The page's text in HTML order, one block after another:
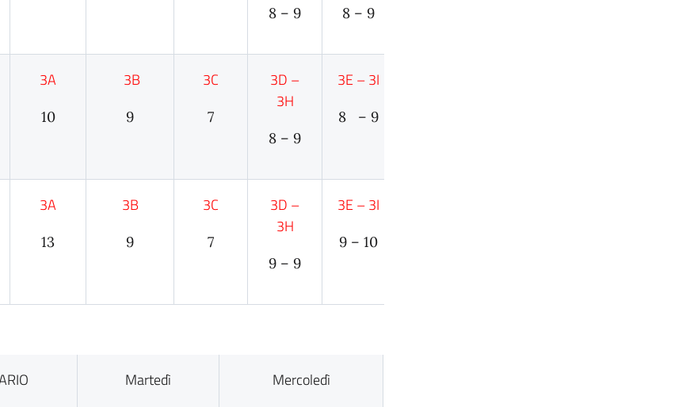
8 – 9 8 – 9
3A
10
3B
9
3C
7
3D –
3H
8 – 9
3E – 3I
8 – 9
3A
13
3B
9
3C
7
3D –
3H
9 – 9
3E – 3I
9 – 10
Martedì Mercoledì